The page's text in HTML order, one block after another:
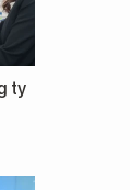
ty